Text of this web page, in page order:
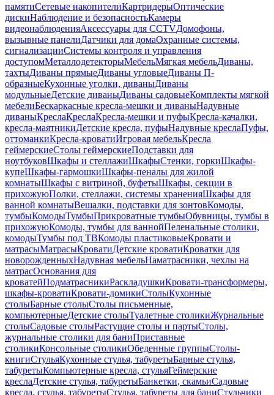
памятиСетевые накопителиКартридерыОптические
дискиНаблюдение и безопасностьКамеры
видеонаблюденияАксессуары для CCTVДомофоны,
вызывные панелиДатчики для домаОхранные системы,
сигнализацииСистемы контроля и управления
доступомМеталлодетекторыМебельМягкая мебельДиваны,
тахтыДиваны прямыеДиваны угловыеДиваны П-
образныеКухонные уголки, диваныДиваны
модульныеДетские диваныДиваны садовыеКомплекты мягкой
мебелиБескаркасные кресла-мешки и диваныНадувные
диваныКреслаКреслаКресла-мешки и пуфыКресла-качалки,
кресла-маятникиДетские кресла, пуфыНадувные креслаПуфы,
оттоманкиКресла-кроватиИгровая мебельКресла
геймерскиеСтолы геймерскиеПодставки для
ноутбуковШкафы и стеллажиШкафыСтенки, горкиШкафы-
купеШкафы-гармошкиШкафы-пеналы для жилой
комнатыШкафы с витриной, буфетыШкафы, секции в
прихожуюПолки, стеллажи, системы храненияШкафы для
ванной комнатыВешалки, подставки для зонтовКомоды,
тумбыКомодыТумбыПрикроватные тумбыОбувницы, тумбы в
прихожуюКомоды, тумбы для ваннойПеленальные столики,
комодыТумбы под ТВКомоды пластиковыеКровати и
матрасыМатрасыКроватиДетские кроватиКроватки для
новорожденныхНадувная мебельНаматрасники, чехлы на
матрасОснования для
кроватейПодматрасникиРаскладушкиКровати-трансформеры,
шкафы-кроватиКровати-домикиСтолыКухонные
столыБарные столыСтолы письменные,
компьютерныеДетские столыТуалетные столикиЖурнальные
столыСадовые столыРастущие столы и партыСтолы,
журнальные столики для баниПриставные
столикиКонсольные столикиОбеденные группыСтолы-
книгиСтульяКухонные стулья, табуретыБарные стулья,
табуретыКомпьютерные кресла, стульяГеймерские
креслаДетские стулья, табуретыБанкетки, скамьиСадовые
кресла, стулья, табуретыСтулья, табуреты для баниСтульчики